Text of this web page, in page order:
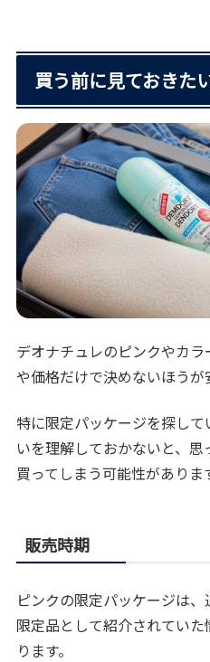
買う前に見ておきた
デオナチュレのピンクやカ
や価格だけで決めないほうが
特に限定パッケージを探し
いを理解しておかないと、
買ってしまう可能性がありま
販売時期
ピンクの限定パッケージは
限定品として紹介されてい
ります。